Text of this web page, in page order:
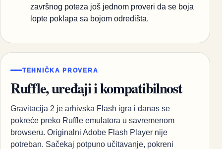
završnog poteza još jednom proveri da se boja
lopte poklapa sa bojom odredišta.
TEHNIČKA PROVERA
Ruffle, uređaji i kompatibilnost
Gravitacija 2 je arhivska Flash igra i danas se
pokreće preko Ruffle emulatora u savremenom
browseru. Originalni Adobe Flash Player nije
potreban. Sačekaj potpuno učitavanje, pokreni